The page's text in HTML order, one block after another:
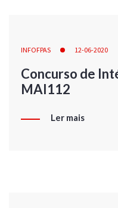
INFOFPAS 12-06-2020
Concurso de
MAI112
Ler mais